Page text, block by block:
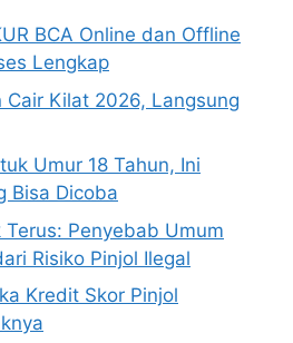
BCA Online dan Offline
Lengkap
Cair Kilat 2026, Langsung
Umur 18 Tahun, Ini
Bisa Dicoba
Terus: Penyebab Umum
Risiko Pinjol Ilegal
Kredit Skor Pinjol